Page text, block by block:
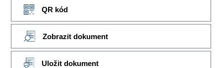
QR kód
Zobrazit dokument
Uložit dokument